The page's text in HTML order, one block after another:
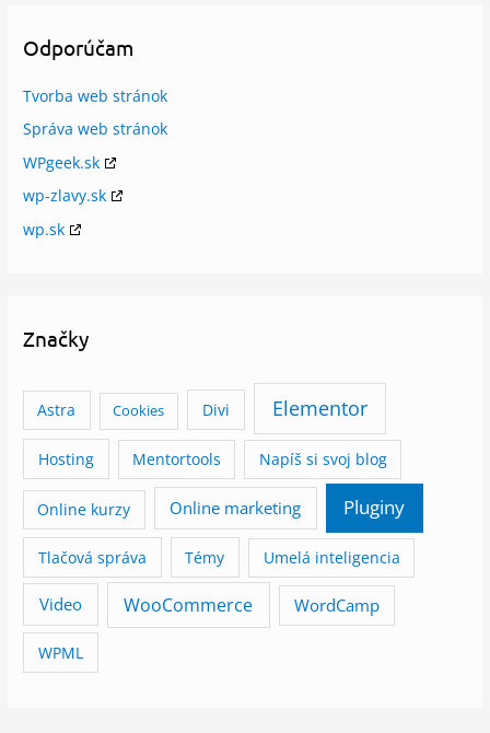
Odporúčam
Tvorba web stránok
Správa web stránok
WPgeek.sk
wp-zlavy.sk
wp.sk
Značky
Astra Cookies Divi Elementor
Hosting Mentortools Napíš si svoj blog
Online kurzy Online marketing Pluginy
Tlačová správa Témy Umelá inteligencia
Video WooCommerce WordCamp
WPML